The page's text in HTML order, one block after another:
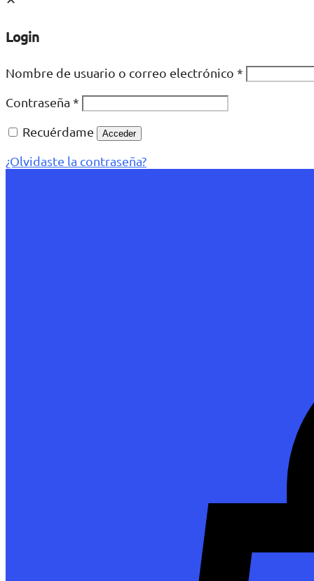
Login
Nombre de usuario o correo electrónico *
Contraseña *
Recuérdame
Acceder
¿Olvidaste la contraseña?